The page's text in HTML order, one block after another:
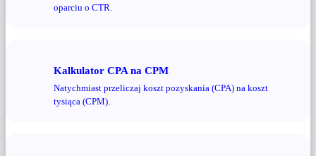
oparciu o CTR.
Kalkulator CPA na CPM
Natychmiast przeliczaj koszt pozyskania (CPA) na koszt
tysiąca (CPM).